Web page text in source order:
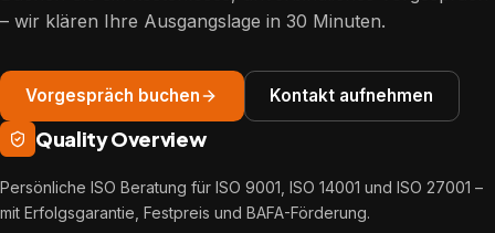
– wir klären Ihre Ausgangslage in 30 Minuten.
Vorgespräch buchen Kontakt aufnehmen
Quality Overview
Persönliche ISO Beratung für ISO 9001, ISO 14001 und ISO 27001 –
mit Erfolgsgarantie, Festpreis und BAFA-Förderung.